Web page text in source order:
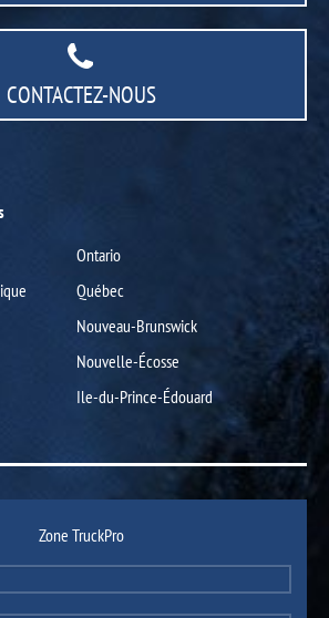
CONTACTEZ-NOUS
Ontario
Québec
Nouveau-Brunswick
Nouvelle-Écosse
Ile-du-Prince-Édouard
Zone TruckPro